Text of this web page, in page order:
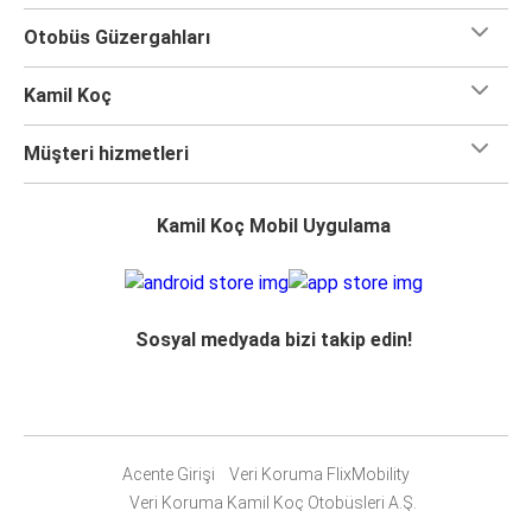
Otobüs Güzergahları
Kamil Koç
Müşteri hizmetleri
Kamil Koç Mobil Uygulama
Sosyal medyada bizi takip edin!
Acente Girişi
Veri Koruma FlixMobility
Veri Koruma Kamil Koç Otobüsleri A.Ş.